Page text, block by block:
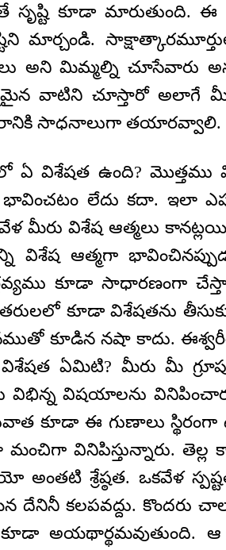
కూడా మారుతుంది. ఈ
అని మిమ్మల్ని చూసేవారు
వాటిని చూస్తారో అలాగే
సాధనాలుగా తయారవ్వాలి.
ఏ విశేషత ఉంది? మొత్తము
లేదు కదా. ఇలా
మీరు విశేష ఆత్మలు
విశేష ఆత్మగా
కూడా సాధారణంగా
కూడా విశేషతను
కూడిన నషా కాదు.
ఏమిటి? మీరు మీ
విభిన్న విషయాలను
కూడా ఈ గుణాలు స్థిరంగా
వినిపిస్తున్నారు. తెల్ల
అంతటి శ్రేష్ఠత. ఒకవేళ
కలపవద్దు. కొందరు
అయథార్థమవుతుంది.